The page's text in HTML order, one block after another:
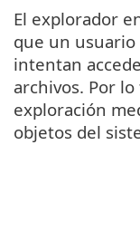
El explorador
que un
intentan
archivos. Por
exploración
objetos del